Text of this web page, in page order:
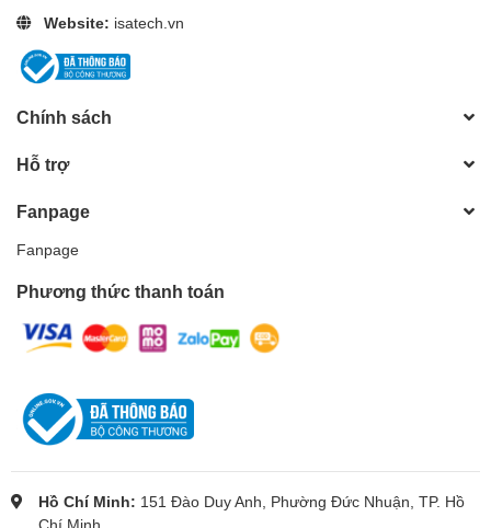
Website: isatech.vn
Chính sách
Hỗ trợ
Fanpage
Fanpage
Phương thức thanh toán
Hồ Chí Minh: 151 Đào Duy Anh, Phường Đức Nhuận, TP. Hồ
Chí Minh